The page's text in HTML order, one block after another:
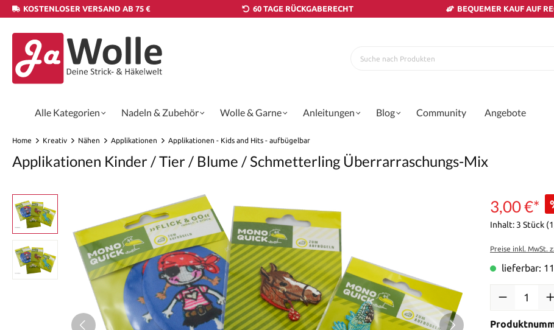
KOSTENLOSER VERSAND AB 75 € 60 TAGE RÜCKGABERECHT BEQUEMER KAUF AUF
Alle Kategorien Nadeln & Zubehör Wolle & Garne Anleitungen Blog Community Angebote
Home Kreativ Nähen Applikationen Applikationen - Kids and Hits - aufbügelbar
Applikationen Kinder / Tier / Blume / Schmetterling Überrarraschungs-Mix
3,00 €*
Inhalt:3 Stück
Preise inkl. MwSt.
lieferbar: